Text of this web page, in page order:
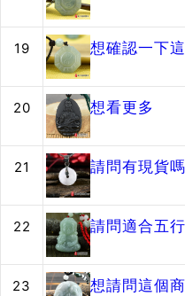
19 想確認一下
20 想看更多
21 請問有現貨
22 請問適合五
23 想請問這個